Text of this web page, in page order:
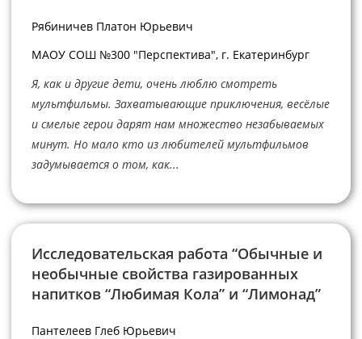
Рябиничев Платон Юрьевич
МАОУ СОШ №300 "Перспектива", г. Екатеринбург
Я, как и другие дети, очень люблю смотреть
мультфильмы. Захватывающие приключения, весёлые
и смелые герои дарят нам множество незабываемых
минут. Но мало кто из любителей мультфильмов
задумывается о том, как...
Исследовательская работа “Обычные и
необычные свойства газированных
напитков “Любимая Кола” и “Лимонад”
Пантелеев Глеб Юрьевич